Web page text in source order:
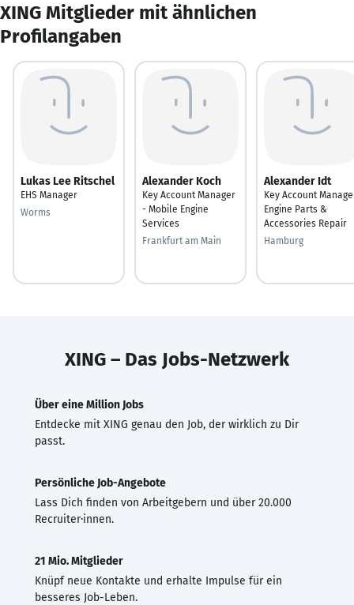
XING Mitglieder mit ähnlichen
Profilangaben
Lukas Lee Ritschel
EHS Manager
Worms
Alexander Koch
Key Account Manager
- Mobile Engine
Services
Frankfurt am Main
Alexander Idt
Key Account
Engine Parts &
Accessories Repair
Hamburg
XING – Das Jobs-Netzwerk
Über eine Million Jobs
Entdecke mit XING genau den Job, der wirklich zu Dir
passt.
Persönliche Job-Angebote
Lass Dich finden von Arbeitgebern und über 20.000
Recruiter·innen.
21 Mio. Mitglieder
Knüpf neue Kontakte und erhalte Impulse für ein
besseres Job-Leben.